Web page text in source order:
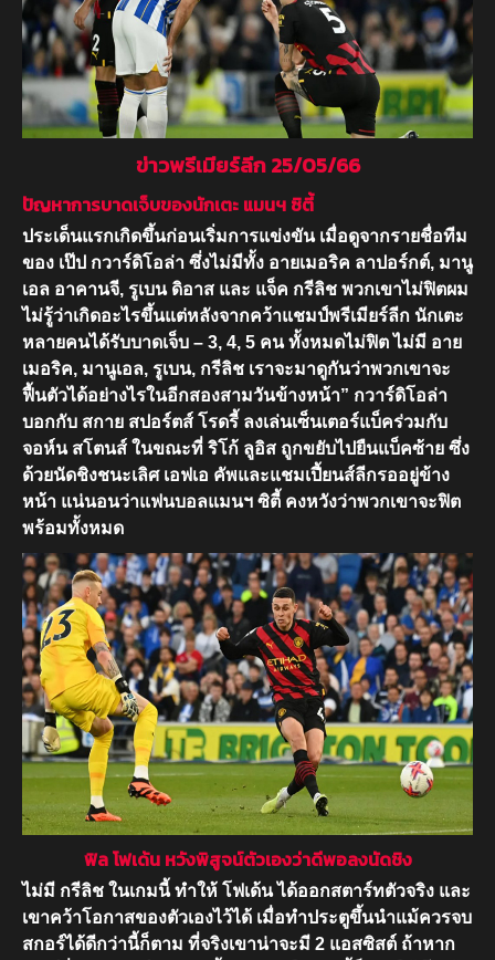
ข่าวพรีเมียร์ลีก 25/05/66
ปัญหาการบาดเจ็บของนักเตะ แมนฯ ซิตี้
ประเด็นแรกเกิดขึ้นก่อนเริ่มการแข่งขัน เมื่อดูจากรายชื่อทีม
ของ เป๊ป กวาร์ดิโอล่า ซึ่งไม่มีทั้ง อายเมอริค ลาปอร์กต์, มานู
เอล อาคานจี, รูเบน ดิอาส และ แจ็ค กรีลิช พวกเขาไม่ฟิตผม
ไม่รู้ว่าเกิดอะไรขึ้นแต่หลังจากคว้าแชมป์พรีเมียร์ลีก นักเตะ
หลายคนได้รับบาดเจ็บ – 3, 4, 5 คน ทั้งหมดไม่ฟิต ไม่มี อาย
เมอริค, มานูเอล, รูเบน, กรีลิช เราจะมาดูกันว่าพวกเขาจะ
ฟื้นตัวได้อย่างไรในอีกสองสามวันข้างหน้า” กวาร์ดิโอล่า
บอกกับ สกาย สปอร์ตส์ โรดรี้ ลงเล่นเซ็นเตอร์แบ็คร่วมกับ
จอห์น สโตนส์ ในขณะที่ ริโก้ ลูอิส ถูกขยับไปยืนแบ็คซ้าย ซึ่ง
ด้วยนัดชิงชนะเลิศ เอฟเอ คัพและแชมเปี้ยนส์ลีกรออยู่ข้าง
หน้า แน่นอนว่าแฟนบอลแมนฯ ซิตี้ คงหวังว่าพวกเขาจะฟิต
พร้อมทั้งหมด
ฟิล โฟเด้น หวังพิสูจน์ตัวเองว่าดีพอลงนัดชิง
ไม่มี กรีลิช ในเกมนี้ ทำให้ โฟเด้น ได้ออกสตาร์ทตัวจริง และ
เขาคว้าโอกาสของตัวเองไว้ได้ เมื่อทำประตูขึ้นนำแม้ควรจบ
สกอร์ได้ดีกว่านี้ก็ตาม ที่จริงเขาน่าจะมี 2 แอสซิสต์ ถ้าหาก